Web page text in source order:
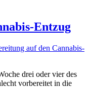
Entzug
drei oder vier des
vorbereitet in die